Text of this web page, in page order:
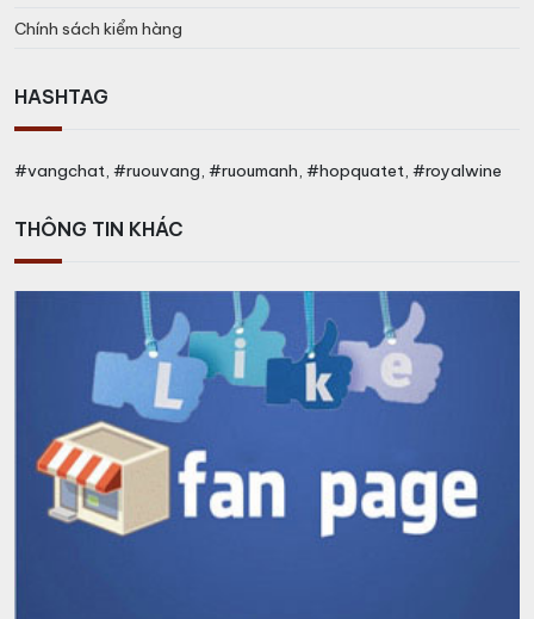
Chính sách kiểm hàng
HASHTAG
#vangchat, #ruouvang, #ruoumanh, #hopquatet, #royalwine
THÔNG TIN KHÁC